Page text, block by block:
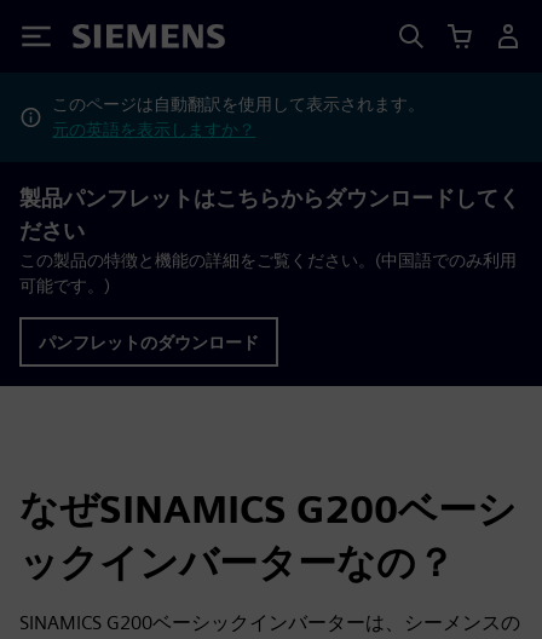
Siemens
このページは自動翻訳を使用して表示されます。
元の英語を表示しますか？
製品パンフレットはこちらからダウンロードしてく
ださい
この製品の特徴と機能の詳細をご覧ください。(中国語でのみ利用
可能です。)
パンフレットのダウンロード
なぜSINAMICS G200ベーシ
ックインバーターなの？
SINAMICS G200ベーシックインバーターは、シーメンスの